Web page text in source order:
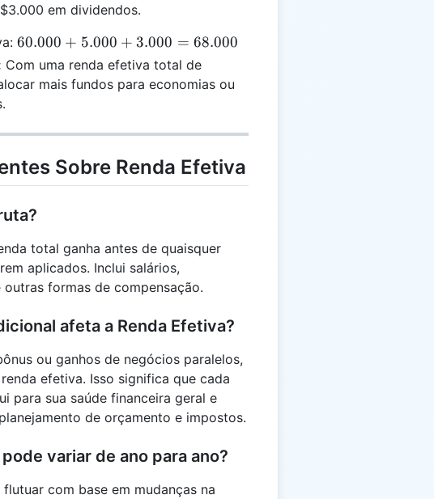
em dividendos.
60.000
+
5.000
=
60.000 + 5.000 + 3.000 = 68.000
Com uma renda efetiva total de
mais fundos para economias ou
Sobre Renda Efetiva
total ganha antes de quaisquer
aplicados. Inclui salários,
formas de compensação.
afeta a Renda Efetiva?
ou ganhos de negócios paralelos,
efetiva. Isso significa que cada
para sua saúde financeira geral e
de orçamento e impostos.
variar de ano para ano?
com base em mudanças na